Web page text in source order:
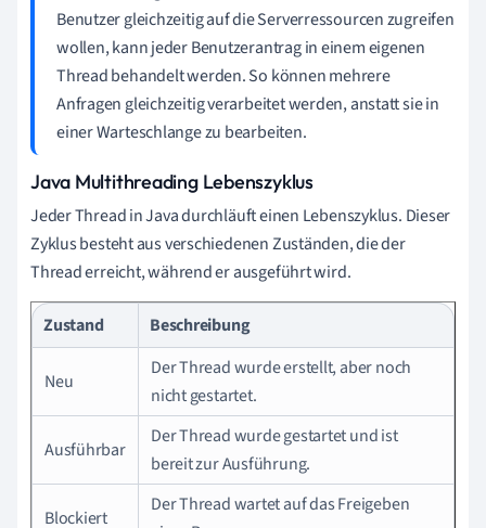
Benutzer gleichzeitig auf die Serverressourcen zugreifen
wollen, kann jeder Benutzerantrag in einem eigenen
Thread behandelt werden. So können mehrere
Anfragen gleichzeitig verarbeitet werden, anstatt sie in
einer Warteschlange zu bearbeiten.
Java Multithreading Lebenszyklus
Jeder Thread in Java durchläuft einen Lebenszyklus. Dieser
Zyklus besteht aus verschiedenen Zuständen, die der
Thread erreicht, während er ausgeführt wird.
Zustand Beschreibung
Neu
Der Thread wurde erstellt, aber noch
nicht gestartet.
Ausführbar
Der Thread wurde gestartet und ist
bereit zur Ausführung.
Blockiert
Der Thread wartet auf das Freigeben